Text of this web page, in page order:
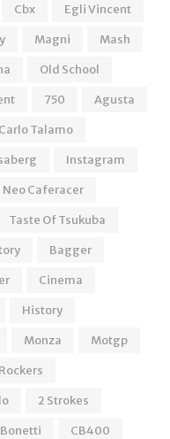
Cbx
Egli Vincent
Magni
Mash
Old School
750
Agusta
Carlo Talamo
Instagram
Neo Caferacer
Taste Of Tsukuba
Bagger
Cinema
History
Monza
Motgp
Rockers
2 Strokes
Bonetti
CB400